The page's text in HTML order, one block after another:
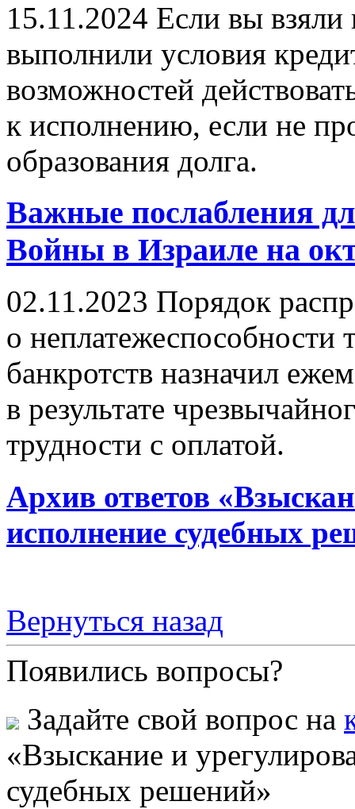
15.11.2024 Если вы взяли
выполнили условия
возможностей
к исполнению, если не
образования долга.
Важные послабления
Войны в Израиле на
02.11.2023 Порядок
о неплатежеспособности
банкротств назначил
в результате
трудности с оплатой.
Архив ответов
исполнение судебных
Вернуться назад
Появились вопросы?
Задайте свой вопрос на
«Взыскание и
судебных решений»